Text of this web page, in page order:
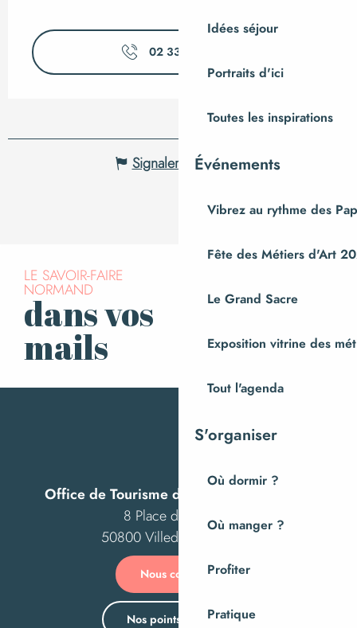
Idées séjour
Portraits d'ici
Toutes les inspirations
Événements
Vibrez au rythme des
Fête des Métiers d'Art
Le Grand Sacre
Exposition vitrine des
Tout l'agenda
S'organiser
Où dormir ?
Où manger ?
Profiter
Pratique
02 33 91 40
Signaler une erreur
LE SAVOIR-FAIRE
NORMAND
dans vos
mails
Office de Tourisme de Villedieu Intercom
8 Place des Costils
50800 Villedieu-les-Poêles
Nous contacter
Nos points d’accueil